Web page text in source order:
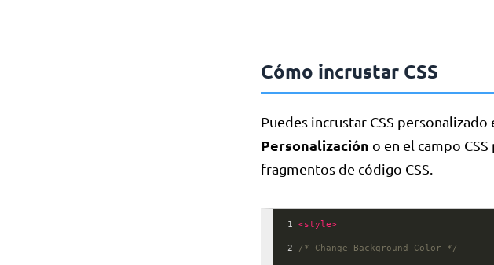
Cómo incrustar CSS
Puedes incrustar CSS
Personalización o en el campo
fragmentos de código CSS.
1 <style>
2 /* Change Background Color */